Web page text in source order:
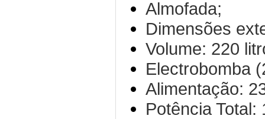
Almofada;
Dimensões
Volume: 220
Electrobomba
Alimentação:
Potência Total: